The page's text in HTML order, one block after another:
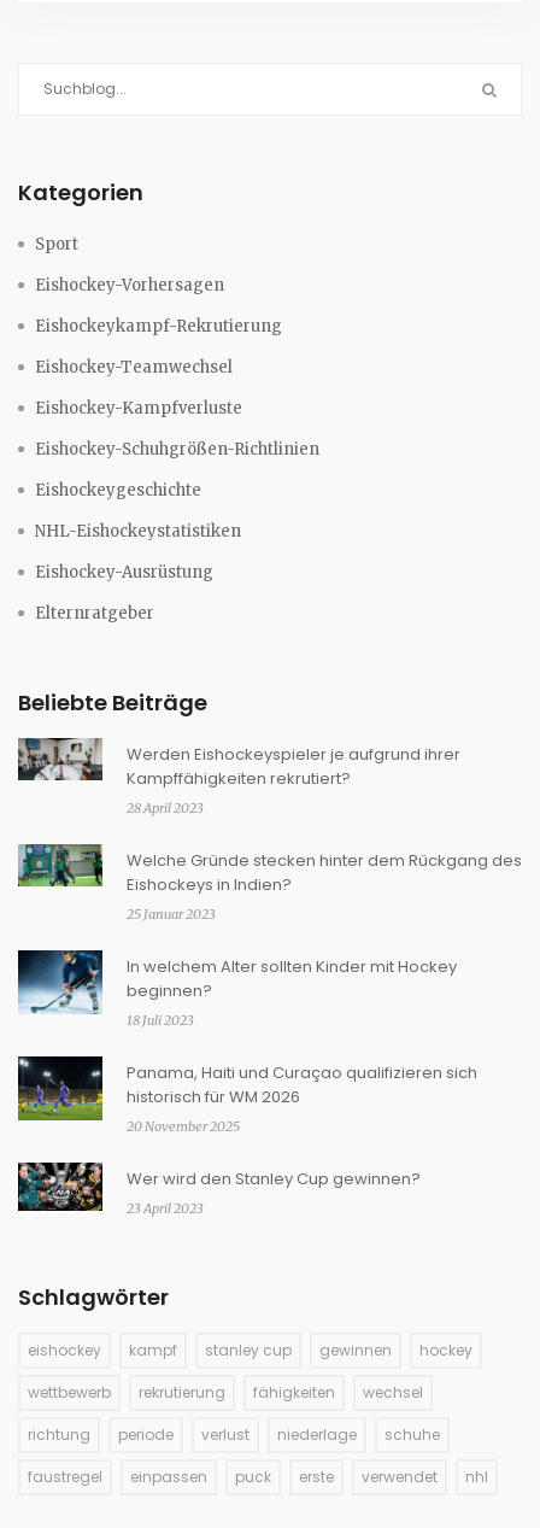
Hockey-Playoffs bei.
Kategorien
Sport
Eishockey-Vorhersagen
Eishockeykampf-Rekrutierung
Eishockey-Teamwechsel
Eishockey-Kampfverluste
Eishockey-Schuhgrößen-Richtlinien
Eishockeygeschichte
NHL-Eishockeystatistiken
Eishockey-Ausrüstung
Elternratgeber
Beliebte Beiträge
Werden Eishockeyspieler je aufgrund ihrer
Kampffähigkeiten rekrutiert?
28 April 2023
Welche Gründe stecken hinter dem Rückgang des
Eishockeys in Indien?
25 Januar 2023
In welchem Alter sollten Kinder mit Hockey
beginnen?
18 Juli 2023
Panama, Haiti und Curaçao qualifizieren sich
historisch für WM 2026
20 November 2025
Wer wird den Stanley Cup gewinnen?
23 April 2023
Schlagwörter
eishockey kampf stanley cup gewinnen hockey
wettbewerb rekrutierung fähigkeiten wechsel
richtung periode verlust niederlage schuhe
faustregel einpassen puck erste verwendet nhl